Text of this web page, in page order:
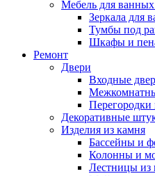
Мебель для
Зеркала для
Тумбы под
Шкафы и
Ремонт
Двери
Входные
Перегородки
Декоративные
Изделия из камня
Бассейны и
Колонны и
Лестницы из